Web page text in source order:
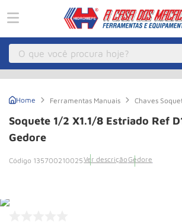
O que você procura hoje?
Ferramentas Manuais Chaves
Soquete 1/2 X1.1/8 Estriado Ref
Gedore
135700210025Ver descriçãoGedore
3 º Macaco Hidraulico